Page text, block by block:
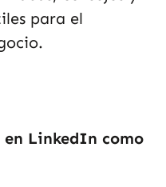
para el
en LinkedIn como